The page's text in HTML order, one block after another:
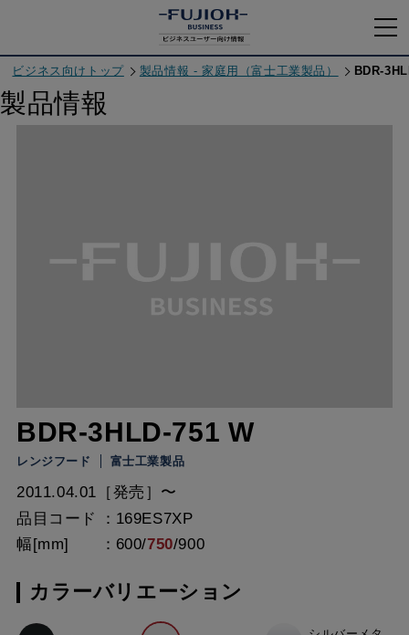
ビジネス向けトップ 製品情報 - 家庭用（富士工業製品） BDR-
製品情報
BDR-3HLD-751 W
レンジフード 富士工業製品
2011.04.01［発売］〜
品目コード
169ES7XP
幅[mm]
600/750/900
カラーバリエーション